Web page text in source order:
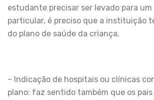
estudante precisar ser levado para
particular, é preciso que a instituição
do plano de saúde da criança.
– Indicação de hospitais ou clínicas
plano: faz sentido também que os